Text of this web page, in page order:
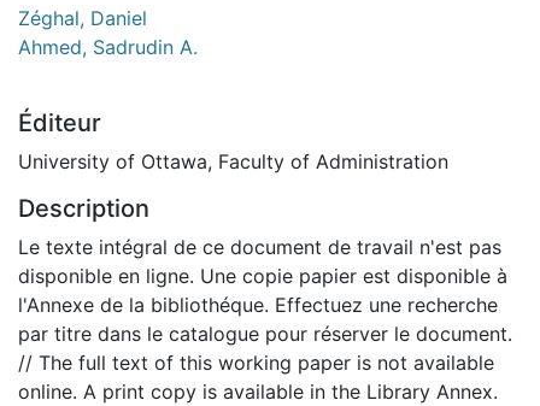
Zéghal, Daniel
Ahmed, Sadrudin A.
Éditeur
University of Ottawa, Faculty of Administration
Description
Le texte intégral de ce document de travail n'est pas
disponible en ligne. Une copie papier est disponible à
l'Annexe de la bibliothéque. Effectuez une recherche
par titre dans le catalogue pour réserver le document.
// The full text of this working paper is not available
online. A print copy is available in the Library Annex.